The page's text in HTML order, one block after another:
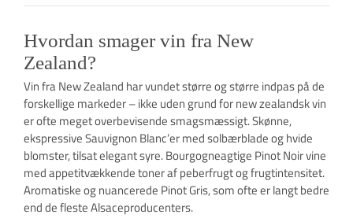
Hvordan smager vin fra New
Zealand?
Vin fra New Zealand har vundet større og større indpas på de
forskellige markeder – ikke uden grund for new zealandsk vin
er ofte meget overbevisende smagsmæssigt. Skønne,
ekspressive Sauvignon Blanc’er med solbærblade og hvide
blomster, tilsat elegant syre. Bourgogneagtige Pinot Noir vine
med appetitvækkende toner af peberfrugt og frugtintensitet.
Aromatiske og nuancerede Pinot Gris, som ofte er langt bedre
end de fleste Alsaceproducenters.